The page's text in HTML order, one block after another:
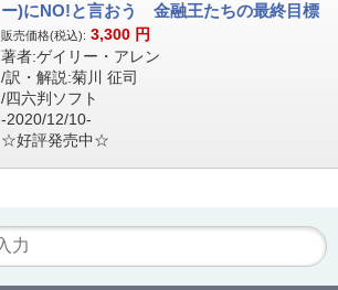
ー)にNO!と言おう 金融王たちの最終目標
販売価格(税込): 3,300 円
著者:ゲイリー・アレン
/訳・解説:菊川 征司
/四六判ソフト
-2020/12/10-
☆好評発売中☆